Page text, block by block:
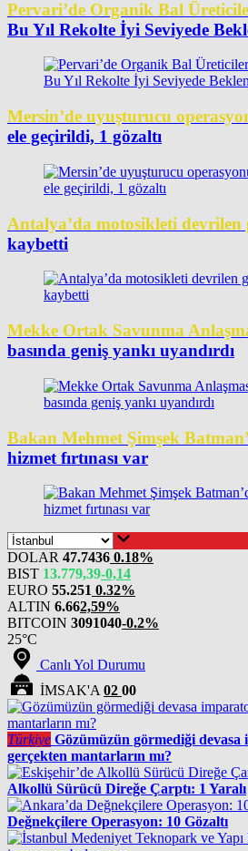
Pervari’de Organik Bal
Bu Yıl Rekolte İyi Seviyede
Mersin’de uyuşturucu
ele geçirildi, 1 gözaltı
Antalya’da motosikleti devrilen
kaybetti
Mekke Ortak Savunma
basında geniş yankı uyandırdı
Bakan Mehmet Şimşek
hizmet fırtınası var
DOLAR 47.7436 0.18%
BIST 13.779,39-0,14
EURO 55.251 0.32%
ALTIN 6.662,59%
BITCOIN 3091040-0.2%
25°C
Canlı Yol Durumu
İMSAK'A 02 00
Türkiye Gözümüzün görmediği
gerçekten mantarların mı?
Alkollü Sürücü Direğe Çarptı: 1 Yaralı
Değnekçilere Operasyon: 10 Gözaltı